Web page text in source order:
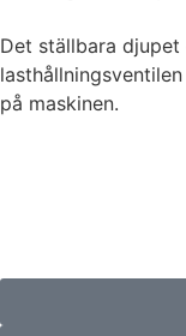
Det ställbara
på maskinen.